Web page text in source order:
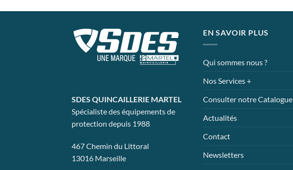
plusieurs
variations.
Les
options
choisies
sur
SDES QUINCAILLERIE MARTEL
Spécialiste des équipements de
protection depuis 1988
467 Chemin du Littoral
13016 Marseille
EN SAVOIR PLUS
Qui sommes nous ?
Nos Services +
Consulter notre Catalogue
Actualités
Contact
Newsletters